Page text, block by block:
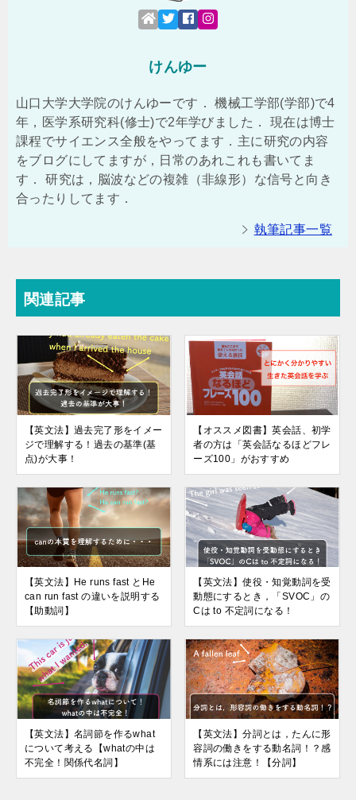
けんゆー
山口大学大学院のけんゆーです． 機械工学部(学部)で4
年，医学系研究科(修士)で2年学びました． 現在は博士
課程でサイエンス全般をやってます．主に研究の内容
をブログにしてますが，日常のあれこれも書いてま
す． 研究は，脳波などの複雑（非線形）な信号と向き
合ったりしてます．
執筆記事一覧
関連記事
【英文法】過去完了形をイメー
ジで理解する！過去の基準(基
点)が大事！
【オススメ図書】英会話、初学
者の方は「英会話なるほどフレ
ーズ100」がおすすめ
【英文法】He runs fast とHe
can run fast の違いを説明する
【助動詞】
【英文法】使役・知覚動詞を受
動態にするとき，「SVOC」の
Cは to 不定詞になる！
【英文法】名詞節を作るwhat
について考える【whatの中は
不完全！関係代名詞】
【英文法】分詞とは，たんに形
容詞の働きをする動名詞！？感
情系には注意！【分詞】